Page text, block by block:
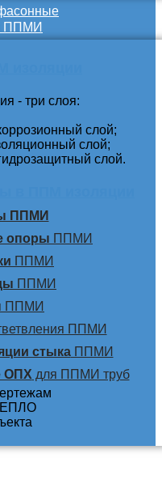
ППМИ
- три слоя:
слой;
слой;
слой.
ППМИ
опоры ППМИ
ППМИ
ППМИ
ППМИ
ППМИ
стыкаППМИ
ОПХ для ППМИ труб